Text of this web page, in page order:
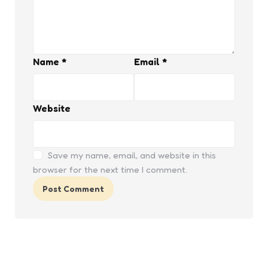
Name * Email *
Website
Save my name, email, and website in this
browser for the next time I comment.